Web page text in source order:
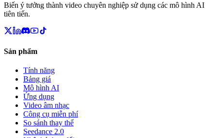
Biến ý tưởng thành video chuyên nghiệp sử dụng các mô hình AI
tiên tiến.
Sản phẩm
Tính năng
Bảng giá
Mô hình AI
Ứng dụng
Video âm nhạc
Công cụ miễn phí
So sánh thay thế
Seedance 2.0